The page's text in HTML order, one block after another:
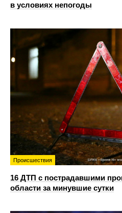
в условиях непогоды
Происшествия
16 ДТП с пострадавшими
области за минувшие сутки